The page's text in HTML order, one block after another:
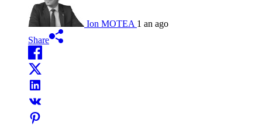
Ion MOTEA 1 an ago
Share